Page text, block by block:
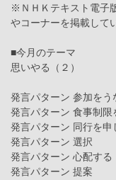
※ＮＨＫテキスト電子
やコーナーを掲載して
■今月のテーマ
思いやる（２）
発言パターン 参加をう
発言パターン 食事制限
発言パターン 同行を申
発言パターン 選択
発言パターン 心配する
発言パターン 提案